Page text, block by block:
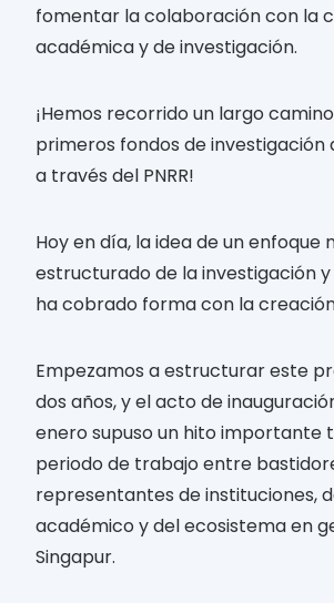
fomentar la colaboración con la
académica y de investigación.
¡Hemos recorrido un largo
primeros fondos de investigación
a través del PNRR!
Hoy en día, la idea de un enfoque
estructurado de la investigación
ha cobrado forma con la
Empezamos a estructurar este
dos años, y el acto de
enero supuso un hito importante
periodo de trabajo entre
representantes de instituciones,
académico y del ecosistema en
Singapur.